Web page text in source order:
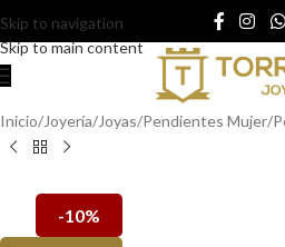
Skip to navigation
Skip to main content
Inicio/Joyería/Joyas/Pendientes Mujer/
-10%